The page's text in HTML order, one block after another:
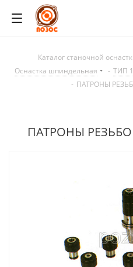
Каталог станочной
Оснастка шпиндельная
- ТИП
- ПАТРОНЫ
ПАТРОНЫ